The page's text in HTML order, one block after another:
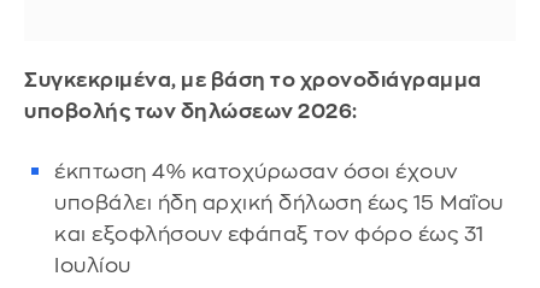
Συγκεκριμένα, με βάση το χρονοδιάγραμμα
υποβολής των δηλώσεων 2026:
έκπτωση 4% κατοχύρωσαν όσοι έχουν
υποβάλει ήδη αρχική δήλωση έως 15 Μαΐου
και εξοφλήσουν εφάπαξ τον φόρο έως 31
Ιουλίου